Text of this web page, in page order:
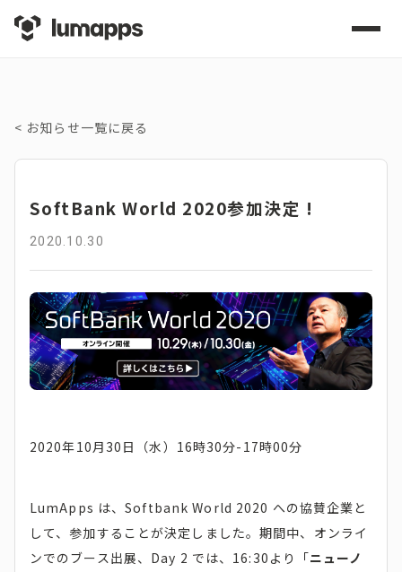
< お知らせ一覧に戻る
SoftBank World 2020参加決定 !
2020.10.30
2020年10月30日（水）16時30分-17時00分
LumApps は、Softbank World 2020 への協賛企業と
して、参加することが決定しました。期間中、オンライ
ンでのブース出展、Day 2 では、16:30より「ニューノ